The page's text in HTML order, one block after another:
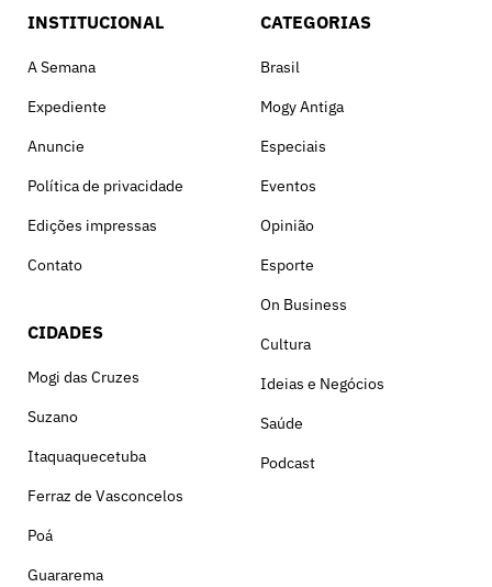
INSTITUCIONAL
A Semana
Expediente
Anuncie
Política de privacidade
Edições impressas
Contato
CIDADES
Mogi das Cruzes
Suzano
Itaquaquecetuba
Ferraz de Vasconcelos
Poá
Guararema
CATEGORIAS
Brasil
Mogy Antiga
Especiais
Eventos
Opinião
Esporte
On Business
Cultura
Ideias e Negócios
Saúde
Podcast